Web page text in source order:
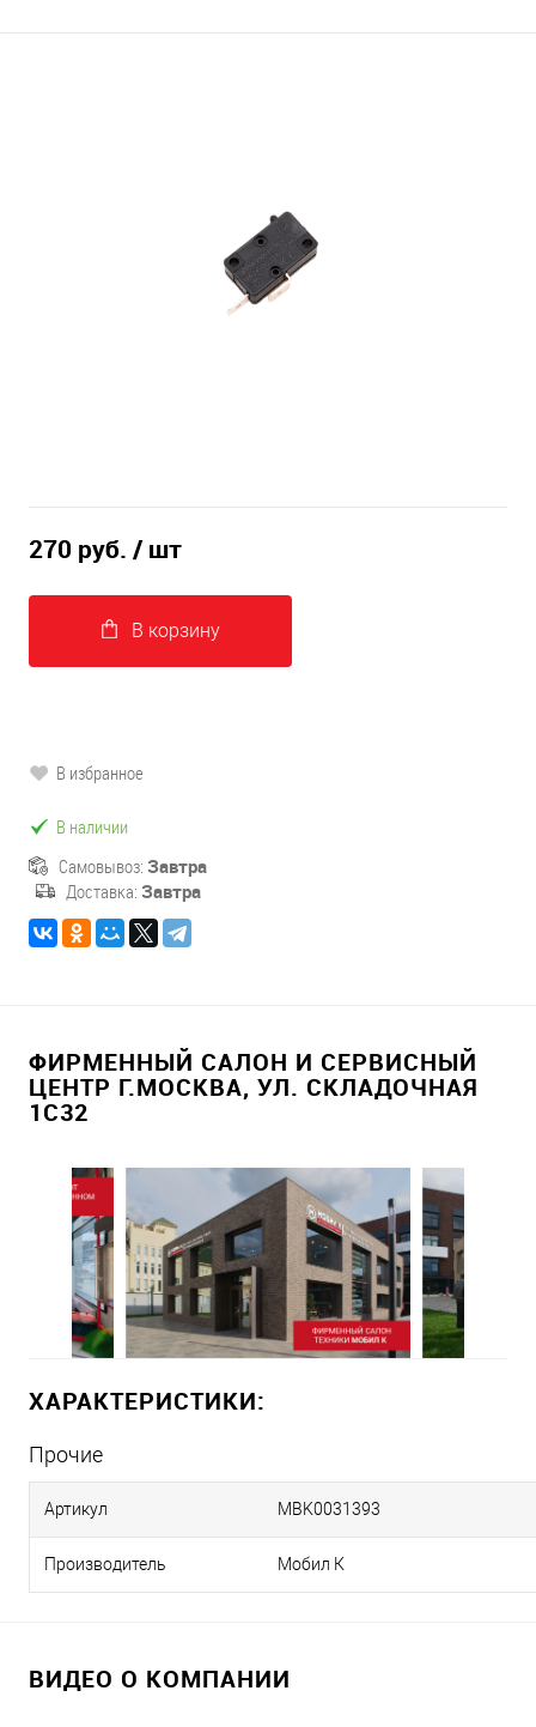
270 руб. / шт
В корзину
В избранное
В наличии
Самовывоз: Завтра
Доставка: Завтра
ФИРМЕННЫЙ САЛОН И СЕРВИСНЫЙ
ЦЕНТР Г.МОСКВА, УЛ. СКЛАДОЧНАЯ
1С32
ХАРАКТЕРИСТИКИ:
Прочие
Артикул MBK0031393
Производитель Мобил К
ВИДЕО О КОМПАНИИ